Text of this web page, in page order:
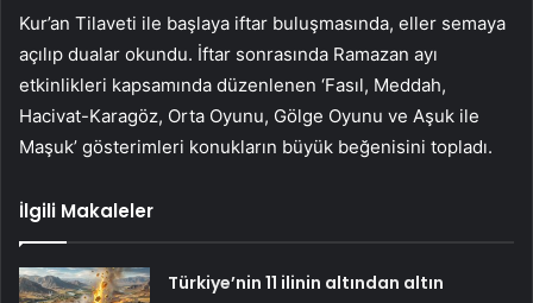
Kur’an Tilaveti ile başlaya iftar buluşmasında, eller semaya
açılıp dualar okundu. İftar sonrasında Ramazan ayı
etkinlikleri kapsamında düzenlenen ‘Fasıl, Meddah,
Hacivat-Karagöz, Orta Oyunu, Gölge Oyunu ve Aşuk ile
Maşuk’ gösterimleri konukların büyük beğenisini topladı.
İlgili Makaleler
Türkiye’nin 11 ilinin altından altın